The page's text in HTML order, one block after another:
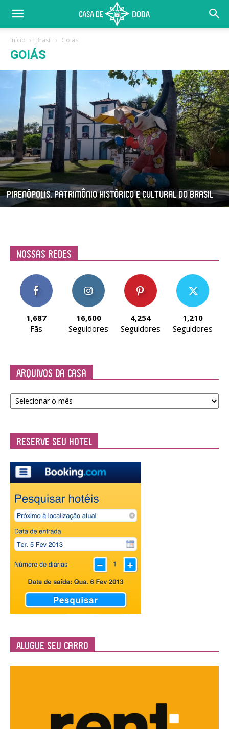
Início Brasil Goiás
GOIÁS
Pirenópolis, Patrimônio Histórico e Cultural do Brasil
Nossas Redes
1,687
Fãs
16,600
Seguidores
4,254
Seguidores
1,210
Seguidores
Arquivos da Casa
Arquivos
da
Reserve seu Hotel
Alugue seu Carro